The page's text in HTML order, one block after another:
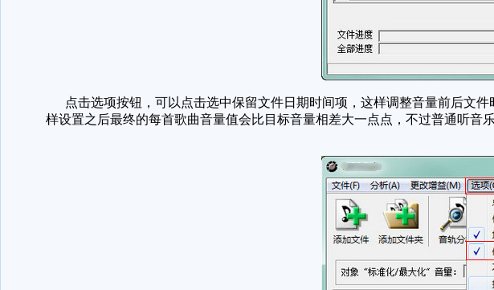
点击选项按钮，可以点击选中保留文件日期时间项，这样调整音量前后文
样设置之后最终的每首歌曲音量值会比目标音量相差大一点点，不过普通听音